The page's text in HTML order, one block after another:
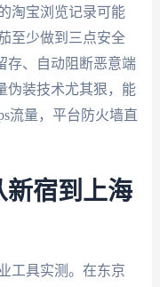
淘宝浏览记录可能
至少做到三点安全
存、自动阻断恶意端
伪装技术尤其狠，能
流量，平台防火墙直
新宿到上海
工具实测。在东京